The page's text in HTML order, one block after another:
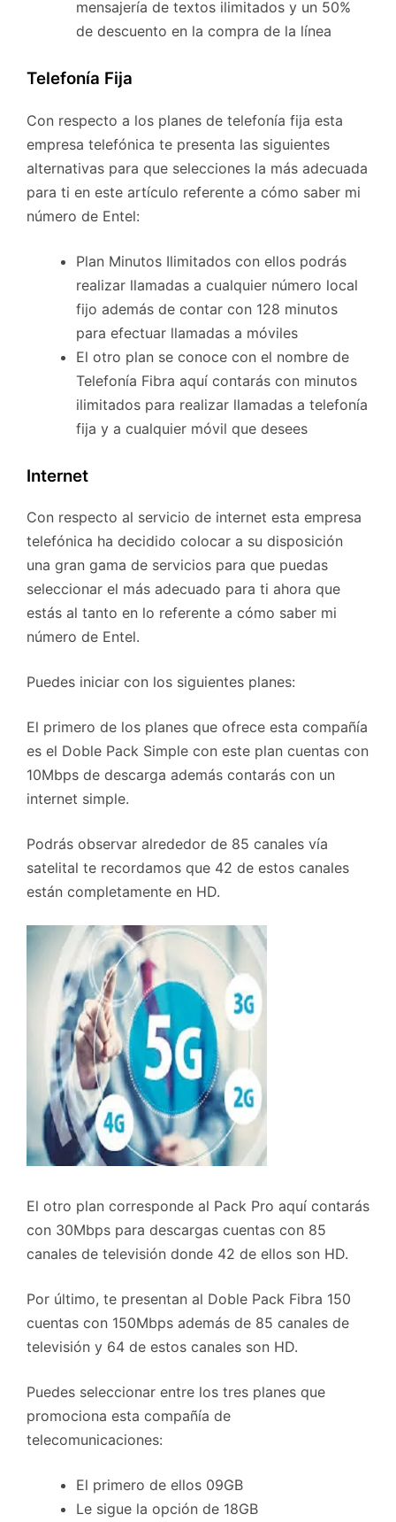
mensajería de textos ilimitados y un 50%
de descuento en la compra de la línea
Telefonía Fija
Con respecto a los planes de telefonía fija esta
empresa telefónica te presenta las siguientes
alternativas para que selecciones la más adecuada
para ti en este artículo referente a cómo saber mi
número de Entel:
Plan Minutos Ilimitados con ellos podrás
realizar llamadas a cualquier número local
fijo además de contar con 128 minutos
para efectuar llamadas a móviles
El otro plan se conoce con el nombre de
Telefonía Fibra aquí contarás con minutos
ilimitados para realizar llamadas a telefonía
fija y a cualquier móvil que desees
Internet
Con respecto al servicio de internet esta empresa
telefónica ha decidido colocar a su disposición
una gran gama de servicios para que puedas
seleccionar el más adecuado para ti ahora que
estás al tanto en lo referente a cómo saber mi
número de Entel.
Puedes iniciar con los siguientes planes:
El primero de los planes que ofrece esta compañía
es el Doble Pack Simple con este plan cuentas con
10Mbps de descarga además contarás con un
internet simple.
Podrás observar alrededor de 85 canales vía
satelital te recordamos que 42 de estos canales
están completamente en HD.
El otro plan corresponde al Pack Pro aquí contarás
con 30Mbps para descargas cuentas con 85
canales de televisión donde 42 de ellos son HD.
Por último, te presentan al Doble Pack Fibra 150
cuentas con 150Mbps además de 85 canales de
televisión y 64 de estos canales son HD.
Puedes seleccionar entre los tres planes que
promociona esta compañía de
telecomunicaciones:
El primero de ellos 09GB
Le sigue la opción de 18GB